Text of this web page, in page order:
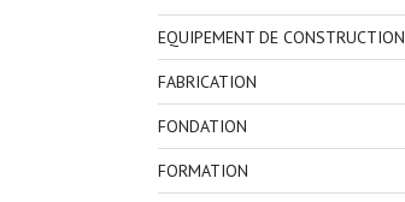
EQUIPEMENT DE CONSTRUCTION
FABRICATION
FONDATION
FORMATION